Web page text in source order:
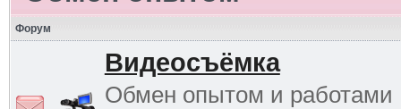
Форум
Видеосъёмка
Обмен опытом и работами